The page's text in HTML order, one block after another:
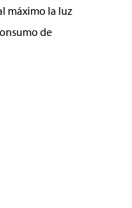
máximo la luz
de